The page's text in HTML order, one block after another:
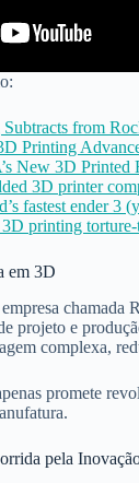
from
Printing
New 3D
3D printer
fastest ender 3
printing
em 3D
projeto e
complexa,
promete
pela